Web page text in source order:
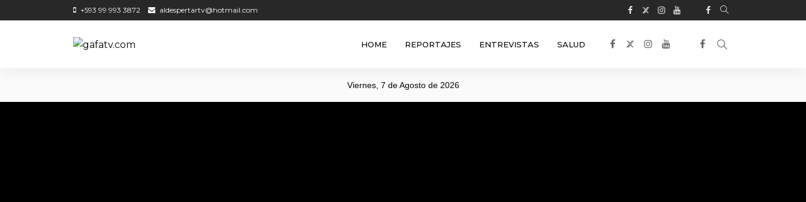
+593 99 993 3872 aldespertartv@hotmail.com
HOME REPORTAJES ENTREVISTAS SALUD
Viernes, 7 de Agosto de 2026